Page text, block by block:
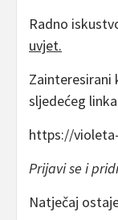
Radno
uvjet.
Zainteresirani
sljedećeg
https://
Prijavi se i
Natječaj